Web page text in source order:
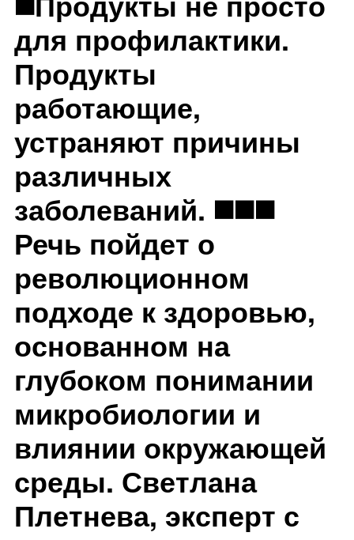
для профилактики.
Продукты
работающие,
устраняют причины
различных
заболеваний. ◼️◼️◼️
Речь пойдет о
революционном
подходе к здоровью,
основанном на
глубоком понимании
микробиологии и
влиянии окружающей
среды. Светлана
Плетнева, эксперт с